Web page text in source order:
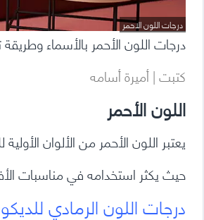
درجات اللون الاحمر
درجات اللون الأحمر بالأسماء
كتبت | أميرة أسامه
اللون الأحمر
يعتبر اللون الأحمر من الألوان
حيث يكثر استخدامه في مناسبات
درجات اللون الرمادي